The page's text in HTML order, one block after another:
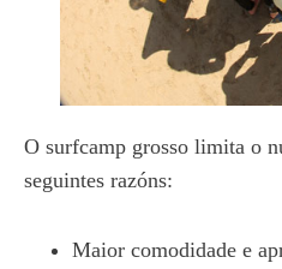
O surfcamp grosso limita o
seguintes razóns:
Maior comodidade e